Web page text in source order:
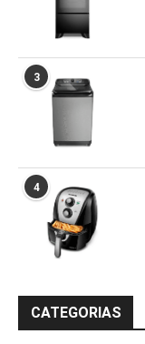
3
4
CATEGORIAS